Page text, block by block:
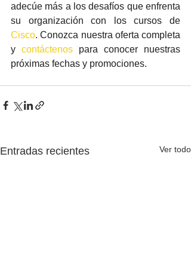
adecúe más a los desafíos que enfrenta
Cisco. Conozca nuestra oferta completa
y contáctenos para conocer nuestras
próximas fechas y promociones.
Entradas recientes Ver todo